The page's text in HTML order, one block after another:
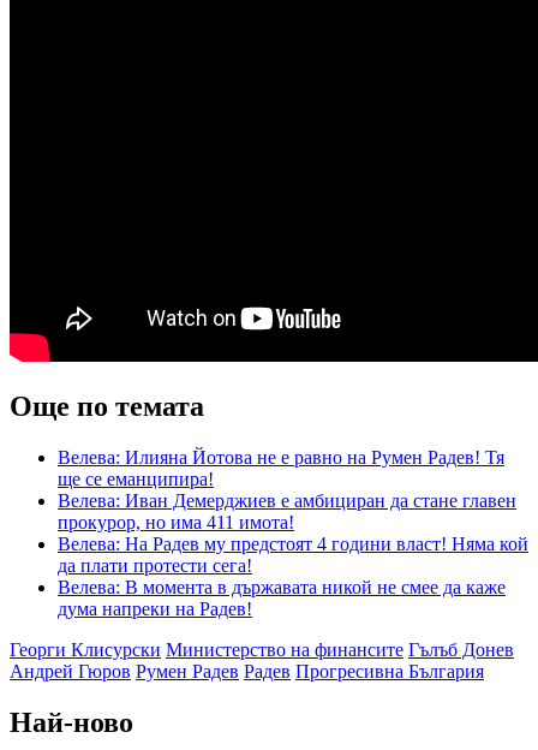
Още по темата
Велева: Илияна Йотова не е равно на Румен Радев! Тя
ще се еманципира!
Велева: Иван Демерджиев е амбициран да стане главен
прокурор, но има 411 имота!
Велева: На Радев му предстоят 4 години власт! Няма кой
да плати протести сега!
Велева: В момента в държавата никой не смее да каже
дума напреки на Радев!
Георги Клисурски Министерство на финансите Гълъб Донев
Андрей Гюров Румен Радев Радев Прогресивна България
Най-ново